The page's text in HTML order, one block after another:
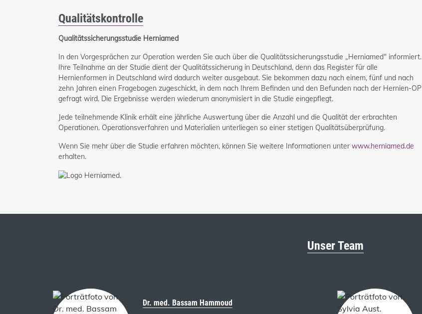
Qualitätskontrolle
Qualitätssicherungsstudie Herniamed
In den Vorgesprächen zur Operation werden Sie auch über die Qualitätssicherungsstudie „Herniamed" informiert.
Ihre Teilnahme an der Studie dient der Qualitätssicherung in Deutschland, denn das Register für alle
Hernienformen in Deutschland wird dadurch weiter ausgebaut. Sie bekommen dazu nach einem, fünf und nach
zehn Jahren einen Fragebogen zugeschickt, in dem nach Ihrem Befinden und den Befunden nach der Hernien-OP
gefragt wird. Die Ergebnisse werden wiederum anonymisiert in die Studie eingepflegt.
Jede teilnehmende Klinik erhält eine jährliche Auswertung über die Anzahl und die Qualität der erbrachten
Operationen. Operationsverfahren und Materialien unterliegen so einer stetigen Qualitätsüberprüfung.
Wenn Sie mehr über die Studie erfahren möchten, können Sie weitere Informationen unter www.herniamed.de
erhalten.
Unser Team
Dr. med. Bassam Hammoud